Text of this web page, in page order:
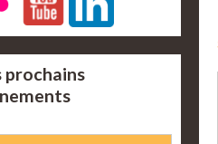
prochains